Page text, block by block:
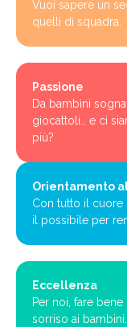
Vuoi sapere un
quelli di squadra.
Passione
Da bambini
giocattoli… e ci
più?
Orientamento
Con tutto il cuore
il possibile per
Eccellenza
Per noi, fare
sorriso ai